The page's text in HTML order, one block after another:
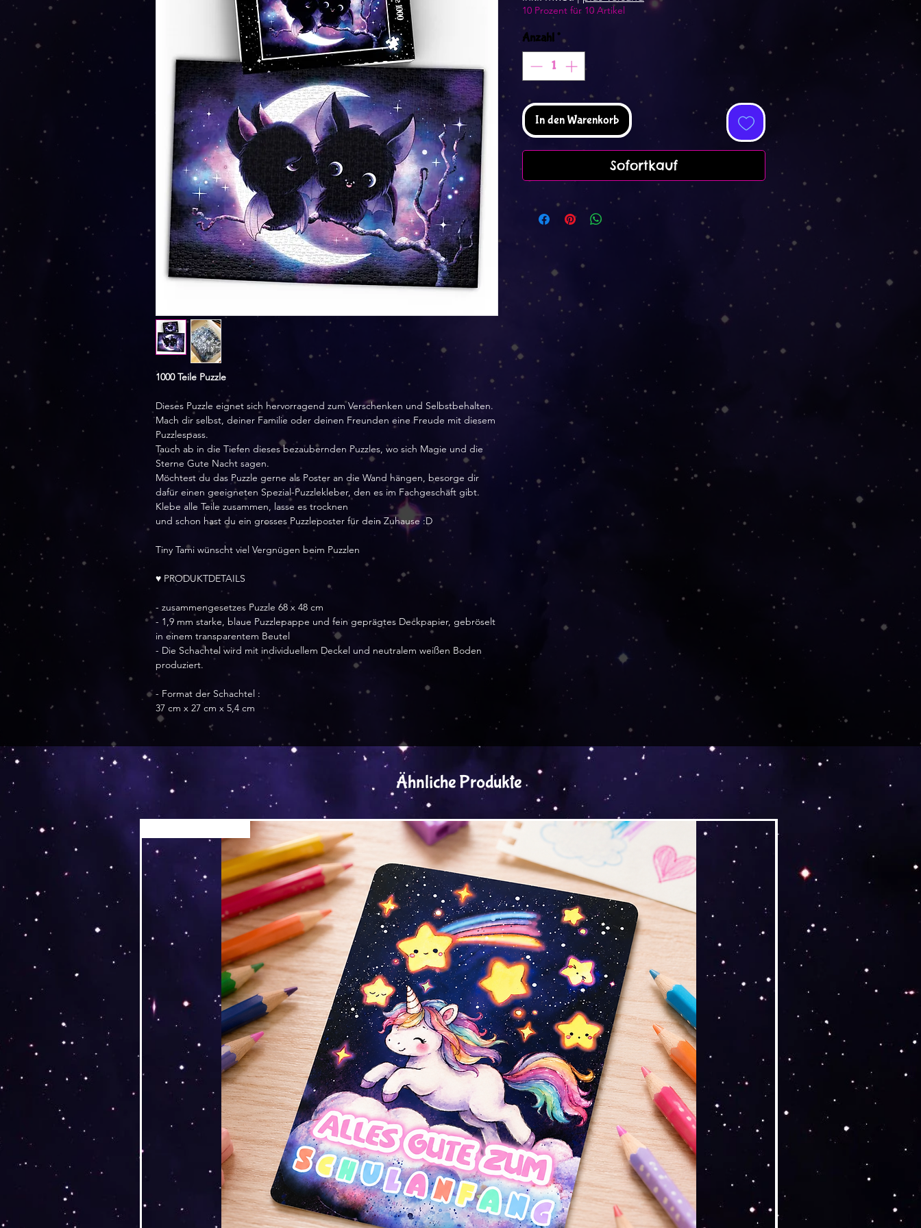
1000 Teile Puzzle
Dieses Puzzle eignet sich hervorragend zum Verschenken und Selbstbehalten.
Mach dir selbst, deiner Familie oder deinen Freunden eine Freude mit diesem
Puzzlespass.
Tauch ab in die Tiefen dieses bezaubernden Puzzles, wo sich Magie und die
Sterne Gute Nacht sagen.
Möchtest du das Puzzle gerne als Poster an die Wand hängen, besorge dir
dafür einen geeigneten Spezial-Puzzlekleber, den es im Fachgeschäft gibt.
Klebe alle Teile zusammen, lasse es trocknen
und schon hast du ein grosses Puzzleposter für dein Zuhause :D
Tiny Tami wünscht viel Vergnügen beim Puzzlen
♥ PRODUKTDETAILS
- zusammengesetzes Puzzle 68 x 48 cm
- 1,9 mm starke, blaue Puzzlepappe und fein geprägtes Deckpapier, gebröselt
in einem transparentem Beutel
- Die Schachtel wird mit individuellem Deckel und neutralem weißen Boden
produziert.
- Format der Schachtel :
37 cm x 27 cm x 5,4 cm
10 Prozent für 10 Artikel
Anzahl*
In den Warenkorb
Sofortkauf
Ähnliche Produkte
Versand by Tiny Tami